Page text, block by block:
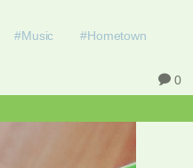
#Music #Hometown
0